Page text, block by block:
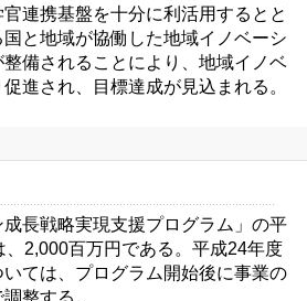
連携基盤を十分に利活用するとと
と地域が協働した地域イノベーシ
備されることにより、地域イノベ
進され、目標達成が見込まれる。
長戦略実現支援プログラム」の平
、2,000百万円である。平成24年度
ては、プログラム開始後に事業の
整する。